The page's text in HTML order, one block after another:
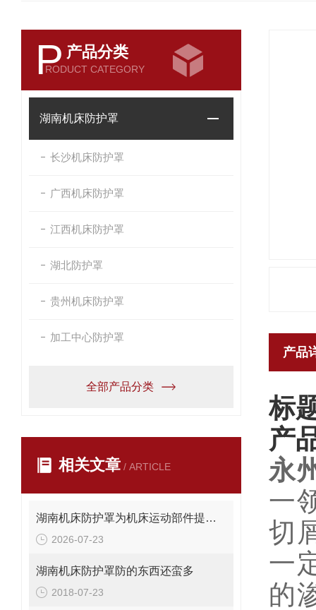
P 产品分类
RODUCT CATEGORY
湖南机床防护罩
长沙机床防护罩
广西机床防护罩
江西机床防护罩
湖北防护罩
贵州机床防护罩
加工中心防护罩
全部产品分类
相关文章 / ARTICLE
湖南机床防护罩为机床运动部件提供安全保护
2026-07-23
湖南机床防护罩防的东西还蛮多
2018-07-23
产品
标
产
永
一
切
一
的